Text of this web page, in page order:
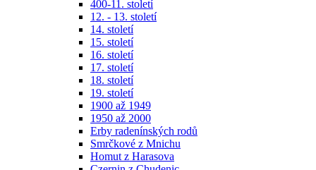
400-11. století
12. - 13. století
14. století
15. století
16. století
17. století
18. století
19. století
1900 až 1949
1950 až 2000
Erby radenínských rodů
Smrčkové z Mnichu
Homut z Harasova